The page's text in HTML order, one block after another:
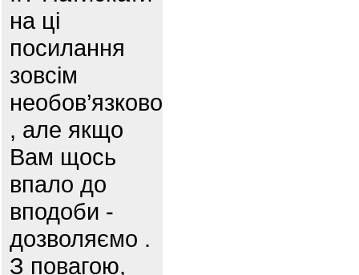
на ці
посилання
зовсім
необов’язково
, але якщо
Вам щось
впало до
вподоби -
дозволяємо .
З повагою,